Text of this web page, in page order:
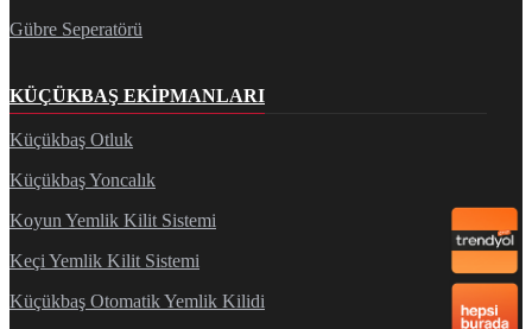
Gübre Seperatörü
KÜÇÜKBAŞ EKIPMANLARI
Küçükbaş Otluk
Küçükbaş Yoncalık
Koyun Yemlik Kilit Sistemi
Keçi Yemlik Kilit Sistemi
Küçükbaş Otomatik Yemlik Kilidi